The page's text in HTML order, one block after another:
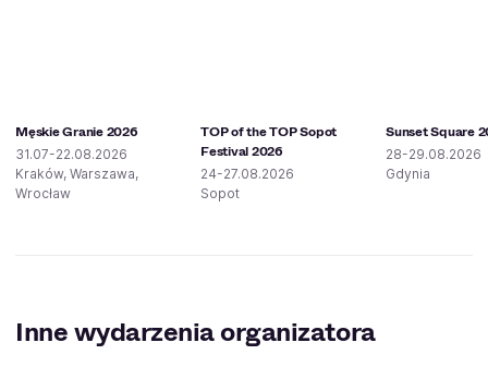
Męskie Granie 2026
31.07-22.08.2026
Kraków, Warszawa,
Wrocław
TOP of the TOP Sopot
Festival 2026
24-27.08.2026
Sopot
Sunset Square
28-29.08.2026
Gdynia
Inne wydarzenia organizatora